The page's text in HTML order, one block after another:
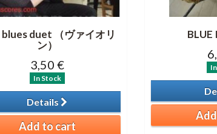
duet （ヴァイオリ
ン）
3,50 €
In Stock
Details
Add to cart
BLUE